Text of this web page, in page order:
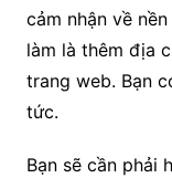
cảm nhận về
làm là thêm địa
trang web. Bạn
tức.
Bạn sẽ cần phải